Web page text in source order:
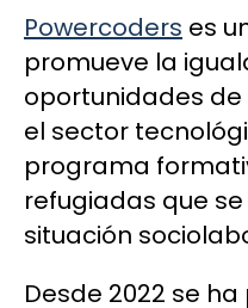
Powercoders es
promueve la
oportunidades
el sector
programa
refugiadas que
situación
Desde 2022 se